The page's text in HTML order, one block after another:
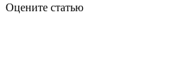
Оцените статью